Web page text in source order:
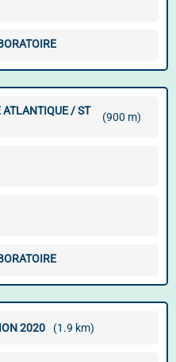
ATLANTIQUE / ST
(900 m)
2020 (1.9 km)